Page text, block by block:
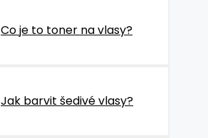
Co je to toner na vlasy?
Jak barvit šedivé vlasy?